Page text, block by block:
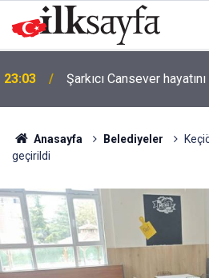
23:03 Şarkıcı Cansever
Anasayfa Belediyeler
geçirildi